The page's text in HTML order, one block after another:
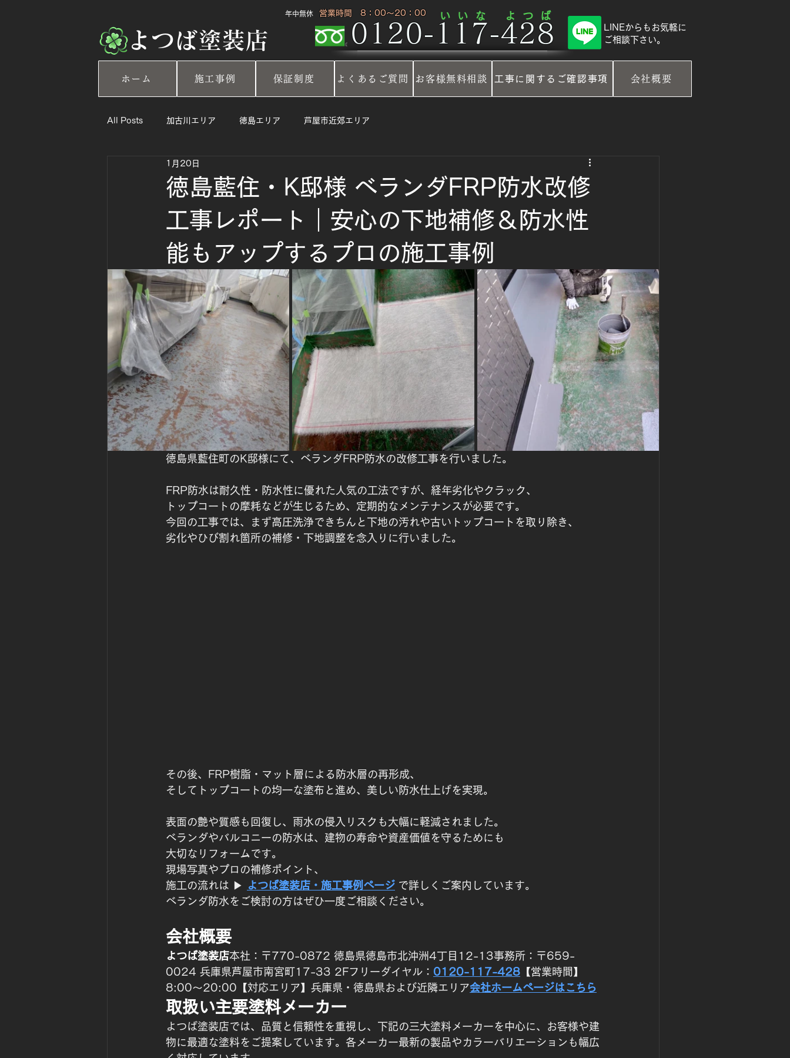
​よつば塗装店
ホーム 施工事例 保証制度 よくあるご質問 お客様無料相談 工事に関するご確認事項 会社概要
​い い な ​よ つ ば
0120-117-428​
​LINEからもお気軽に
ご相談下さい。
​ 営業時間 8：00～20：00
​年中無休
All Posts 加古川エリア 徳島エリア 芦屋市近郊エリア
徳島藍住・K邸様 ベランダFRP防水改修
工事レポート｜安心の下地補修＆防水性
能もアップするプロの施工事例
1月20日
徳島県藍住町のK邸様にて、ベランダFRP防水の改修工事を行いました。
FRP防水は耐久性・防水性に優れた人気の工法ですが、経年劣化やクラック、
トップコートの摩耗などが生じるため、定期的なメンテナンスが必要です。
今回の工事では、まず高圧洗浄できちんと下地の汚れや古いトップコートを取り除き、
劣化やひび割れ箇所の補修・下地調整を念入りに行いました。
その後、FRP樹脂・マット層による防水層の再形成、
そしてトップコートの均一な塗布と進め、美しい防水仕上げを実現。
表面の艶や質感も回復し、雨水の侵入リスクも大幅に軽減されました。
ベランダやバルコニーの防水は、建物の寿命や資産価値を守るためにも
大切なリフォームです。
現場写真やプロの補修ポイント、
施工の流れは ▶
よつば塗装店・施工事例ページ で詳しくご案内しています。
ベランダ防水をご検討の方はぜひ一度ご相談ください。
会社概要
よつば塗装店本社：〒770-0872 徳島県徳島市北沖洲4丁目12-13事務所：〒659-
0024 兵庫県芦屋市南宮町17-33 2Fフリーダイヤル： 0120-117-428 【営業時間】
8:00〜20:00【対応エリア】兵庫県・徳島県および近隣エリア会社ホームページはこちら
取扱い主要塗料メーカー
よつば塗装店では、品質と信頼性を重視し、下記の三大塗料メーカーを中心に、お客様や建
物に最適な塗料をご提案しています。各メーカー最新の製品やカラーバリエーションも幅広